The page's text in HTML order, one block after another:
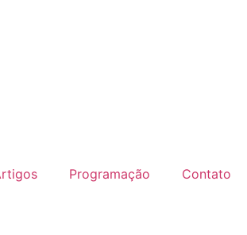
Programação Contato